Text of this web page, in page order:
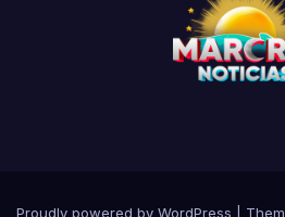
Proudly powered by WordPress